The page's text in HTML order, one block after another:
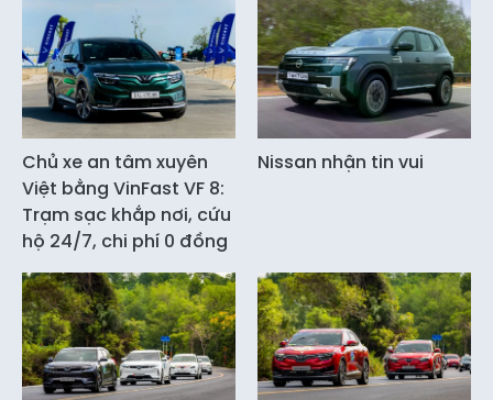
Chủ xe an tâm xuyên
Việt bằng VinFast VF 8:
Trạm sạc khắp nơi, cứu
hộ 24/7, chi phí 0 đồng
Nissan nhận tin vui